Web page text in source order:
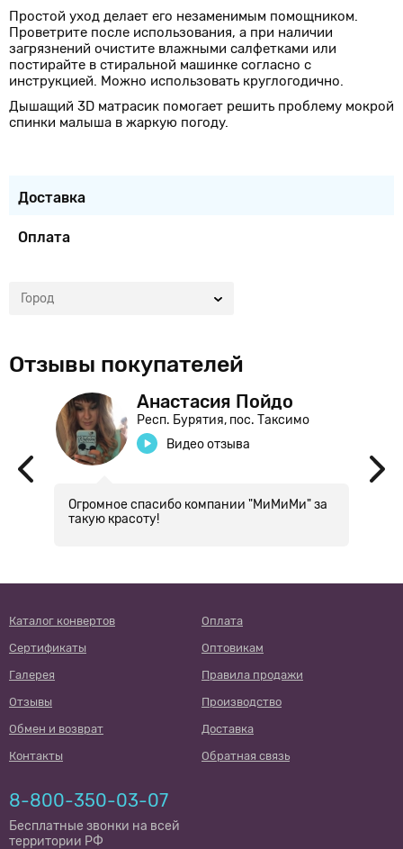
Простой уход делает его незаменимым помощником.
Проветрите после использования, а при наличии
загрязнений очистите влажными салфетками или
постирайте в стиральной машинке согласно с
инструкцией. Можно использовать круглогодично.
Дышащий 3D матрасик помогает решить проблему мокрой
спинки малыша в жаркую погоду.
Доставка
Оплата
Город
Отзывы покупателей
Анастасия Пойдо
Респ. Бурятия, пос. Таксимо
Видео отзыва
Огромное спасибо компании "МиМиМи" за
такую красоту!
Каталог конвертов
Оплата
Сертификаты
Оптовикам
Галерея
Правила продажи
Отзывы
Производство
Обмен и возврат
Доставка
Контакты
Обратная связь
8-800-350-03-07
Бесплатные звонки на всей
территории РФ